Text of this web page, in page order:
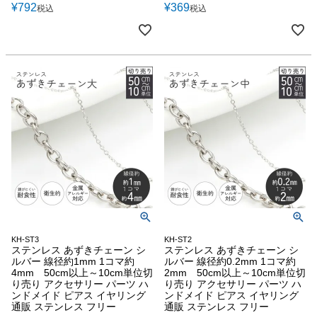
¥792税込 ¥369税込
KH-ST3
ステンレス あずきチェーン シ
ルバー 線径約1mm 1コマ約
4mm 50cm以上～10cm単位切
り売り アクセサリー パーツ ハ
ンドメイド ピアス イヤリング
通販 ステンレス フリー
KH-ST2
ステンレス あずきチェーン シ
ルバー 線径約0.2mm 1コマ約
2mm 50cm以上～10cm単位切
り売り アクセサリー パーツ ハ
ンドメイド ピアス イヤリング
通販 ステンレス フリー